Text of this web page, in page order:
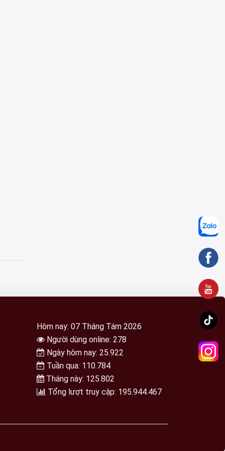
Hôm nay: 07 Tháng Tám 2026
Người dùng online: 278
Ngày hôm nay: 25.922
Tuần qua: 110.784
Tháng này: 125.802
Tổng lượt truy cập: 195.944.467